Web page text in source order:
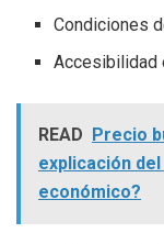
Condiciones
Accesibilidad
READ Precio
explicación
económico?